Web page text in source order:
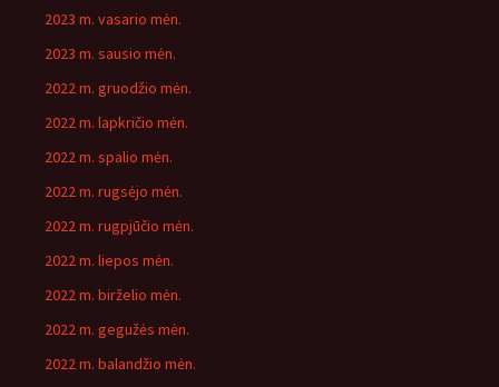
2023 m. vasario mėn.
2023 m. sausio mėn.
2022 m. gruodžio mėn.
2022 m. lapkričio mėn.
2022 m. spalio mėn.
2022 m. rugsėjo mėn.
2022 m. rugpjūčio mėn.
2022 m. liepos mėn.
2022 m. birželio mėn.
2022 m. gegužės mėn.
2022 m. balandžio mėn.